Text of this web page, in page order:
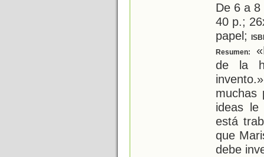
De 6 a
40 p.;
papel;
Resumen:
de la
muchas
ideas le
está
que
debe